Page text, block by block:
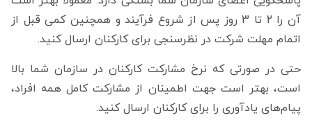
آن را 2 تا 3 روز پس از شروع فرآیند و همچنین کمی قبل از
اتمام مهلت شرکت در نظرسنجی برای کارکنان ارسال کنید.
حتی در صورتی که نرخ مشارکت کارکنان در سازمان شما بالا
است، بهتر است جهت اطمینان از مشارکت کامل همه افراد،
پیام‌های یادآوری را برای کارکنان ارسال کنید.